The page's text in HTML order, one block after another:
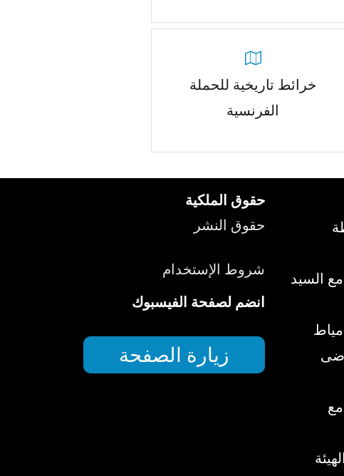
خرائط تاريخية للحملة
الفرنسية
السيد
حقوق الملكية
حقوق النشر
شروط الإستخدام
انضم لصفحة الفيسبوك
زيارة الصفحة